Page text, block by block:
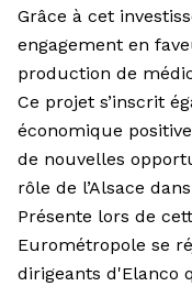
Grâce à cet
engagement en
production de
Ce projet s’inscrit
économique
de nouvelles
rôle de l’Alsace
Présente lors de
Eurométropole se
dirigeants d'Elanco